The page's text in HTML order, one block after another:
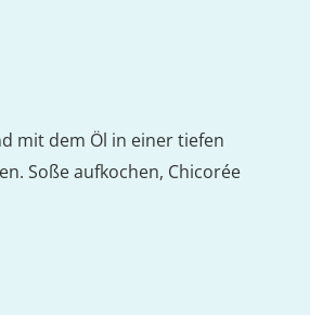
mit dem Öl in einer tiefen
Soße aufkochen, Chicorée